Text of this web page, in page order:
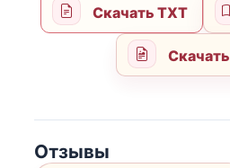
Скачать TXT
Скачать
Отзывы